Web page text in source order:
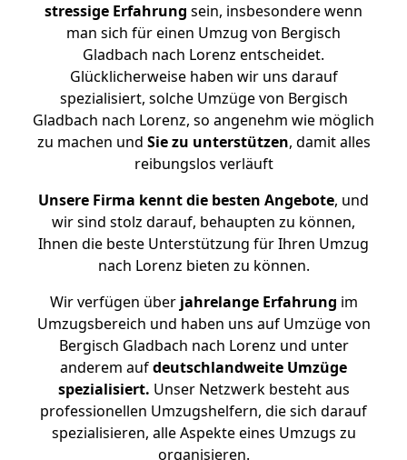
stressige Erfahrung sein, insbesondere wenn
man sich für einen Umzug von Bergisch
Gladbach nach Lorenz entscheidet.
Glücklicherweise haben wir uns darauf
spezialisiert, solche Umzüge von Bergisch
Gladbach nach Lorenz, so angenehm wie möglich
zu machen und Sie zu unterstützen, damit alles
reibungslos verläuft
Unsere Firma kennt die besten Angebote, und
wir sind stolz darauf, behaupten zu können,
Ihnen die beste Unterstützung für Ihren Umzug
nach Lorenz bieten zu können.
Wir verfügen überjahrelange Erfahrung im
Umzugsbereich und haben uns auf Umzüge von
Bergisch Gladbach nach Lorenz und unter
anderem aufdeutschlandweite Umzüge
spezialisiert. Unser Netzwerk besteht aus
professionellen Umzugshelfern, die sich darauf
spezialisieren, alle Aspekte eines Umzugs zu
organisieren.